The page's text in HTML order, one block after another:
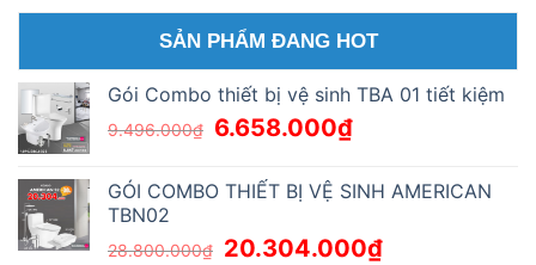
INSTRUCTIONS
FOR
USE
AND
PRODUCT
STORAGE
SHOWER
WALL
WITH
FILM
NHẬN
HỢP
QUY
XE
NÂNG
HÀNG
TẢI
TRỌNG
NÂNG
TRÊN
1000KG
SẢN PHẨM ĐANG HOT
Gói Combo thiết bị vệ sinh TBA 01 tiết kiệm
9.496.000₫ 6.658.000₫
GÓI COMBO THIẾT BỊ VỆ SINH AMERICAN
TBN02
28.800.000₫ 20.304.000₫